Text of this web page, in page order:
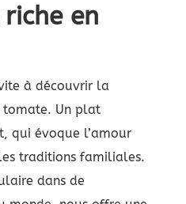
en
à découvrir la
Un plat
qui évoque l’amour
traditions familiales.
dans de